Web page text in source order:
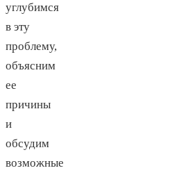
углубимся
в эту
проблему,
объясним
ее
причины
и
обсудим
возможные